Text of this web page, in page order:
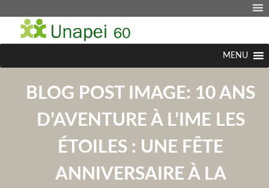
MENU
BLOG POST IMAGE: 10 ANS
D’AVENTURE À L’IME LES
ÉTOILES : UNE FÊTE
ANNIVERSAIRE À LA